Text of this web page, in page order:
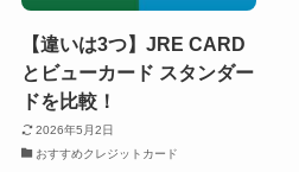
【違いは3つ】JRE CARD
とビューカード スタンダー
ドを比較！
2026年5月2日
おすすめクレジットカード